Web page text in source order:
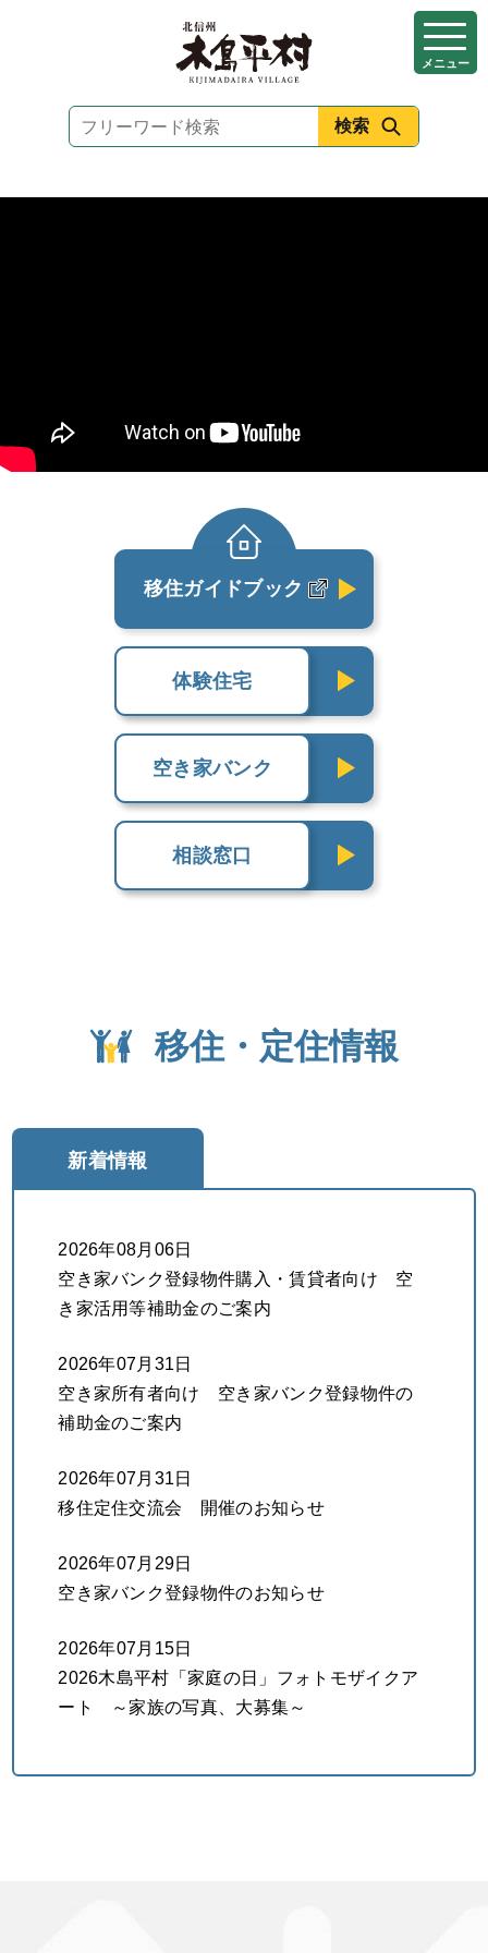
メニュー
移住ガイドブック
体験住宅
空き家バンク
相談窓口
移住・定住情報
新着情報
2026年08月06日
空き家バンク登録物件購入・賃貸者向け 空
き家活用等補助金のご案内
2026年07月31日
空き家所有者向け 空き家バンク登録物件の
補助金のご案内
2026年07月31日
移住定住交流会 開催のお知らせ
2026年07月29日
空き家バンク登録物件のお知らせ
2026年07月15日
2026木島平村「家庭の日」フォトモザイクア
ート ～家族の写真、大募集～